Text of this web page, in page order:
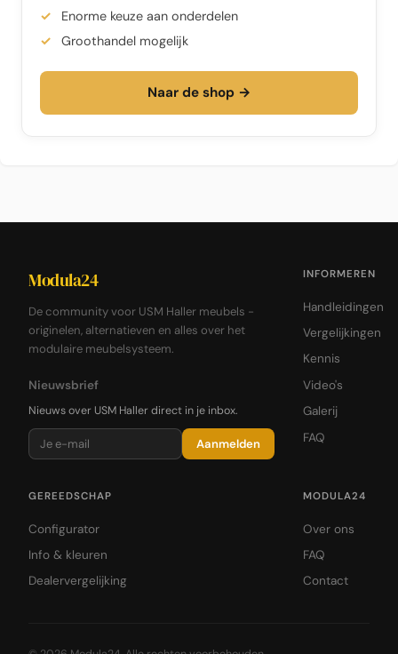
Enorme keuze aan onderdelen
Groothandel mogelijk
Naar de shop →
Modula24
De community voor USM Haller meubels -
originelen, alternatieven en alles over het
modulaire meubelsysteem.
Nieuwsbrief
Nieuws over USM Haller direct in je inbox.
Aanmelden
INFORMEREN
Handleidingen
Vergelijkingen
Kennis
Video's
Galerij
FAQ
GEREEDSCHAP
Configurator
Info & kleuren
Dealervergelijking
MODULA24
Over ons
FAQ
Contact